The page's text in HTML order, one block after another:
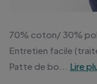
70% coton/ 30%
Entretien facile
Patte de bo...
Lire